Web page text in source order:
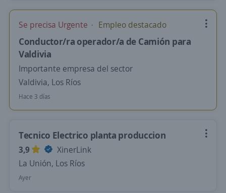
Se precisa Urgente Empleo destacado
Conductor/ra operador/a de Camión para
Valdivia
Importante empresa del sector
Valdivia, Los Ríos
Hace 3 días
Tecnico Electrico planta produccion
3,9
XinerLink
La Unión, Los Ríos
Ayer